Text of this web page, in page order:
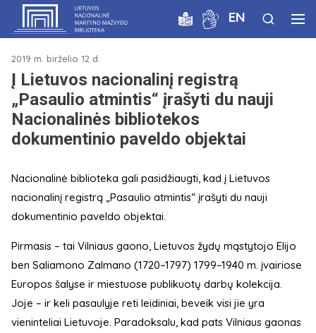
EN
2019 m. birželio 12 d.
Į Lietuvos nacionalinį registrą
„Pasaulio atmintis“ įrašyti du nauji
Nacionalinės bibliotekos
dokumentinio paveldo objektai
Nacionalinė biblioteka gali pasidžiaugti, kad į Lietuvos
nacionalinį registrą „Pasaulio atmintis“ įrašyti du nauji
dokumentinio paveldo objektai.
Pirmasis – tai Vilniaus gaono, Lietuvos žydų mąstytojo Elijo
ben Saliamono Zalmano (1720–1797) 1799–1940 m. įvairiose
Europos šalyse ir miestuose publikuotų darbų kolekcija.
Joje – ir keli pasaulyje reti leidiniai, beveik visi jie yra
vieninteliai Lietuvoje. Paradoksalu, kad pats Vilniaus gaonas